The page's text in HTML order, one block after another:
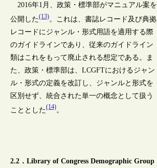
2016年1月、政策・標準部がマニュアル案を
公開した(13)。これは、書誌レコード及び典拠
レコードにジャンル・形式用語を適用する際
のガイドラインであり、従来のガイドライン
類はこれをもって廃止される想定である。ま
た、政策・標準部は、LCGFTにおけるジャン
ル・形式の定義を改訂し、ジャンルと形式を
区別せず、統合された単一の概念として扱う
こととした(14)。
2.2．Library of Congress Demographic Group